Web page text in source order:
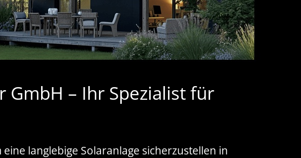
GmbH – Ihr Spezialist für
langlebige Solaranlage sicherzustellen in